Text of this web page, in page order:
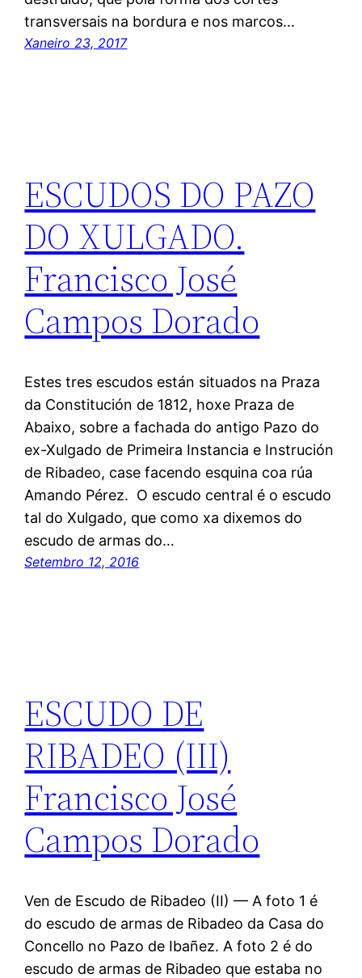
transversais na bordura e nos marcos…
Xaneiro 23, 2017
ESCUDOS DO PAZO
DO XULGADO.
Francisco José
Campos Dorado
Estes tres escudos están situados na Praza
da Constitución de 1812, hoxe Praza de
Abaixo, sobre a fachada do antigo Pazo do
ex-Xulgado de Primeira Instancia e Instrución
de Ribadeo, case facendo esquina coa rúa
Amando Pérez. O escudo central é o escudo
tal do Xulgado, que como xa dixemos do
escudo de armas do…
Setembro 12, 2016
ESCUDO DE
RIBADEO (III)
Francisco José
Campos Dorado
Ven de Escudo de Ribadeo (II) — A foto 1 é
do escudo de armas de Ribadeo da Casa do
Concello no Pazo de Ibañez. A foto 2 é do
escudo de armas de Ribadeo que estaba no